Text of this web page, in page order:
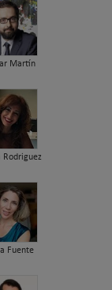
Martín
Rodriguez
Fuente